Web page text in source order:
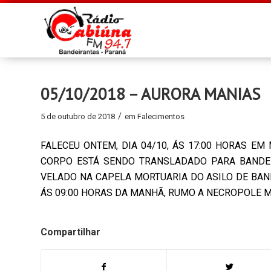
05/10/2018 – AURORA MANIAS
5 de outubro de 2018 / em Falecimentos
FALECEU ONTEM, DIA 04/10, ÁS 17:00 HORAS
CORPO ESTÁ SENDO TRANSLADADO PARA
VELADO NA CAPELA MORTUARIA DO ASILO DE
ÁS 09:00 HORAS DA MANHÃ, RUMO A NECROPOLE
Compartilhar